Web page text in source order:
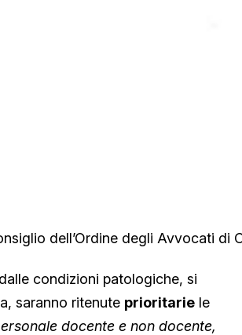
dell’Ordine degli Avvocati di
condizioni patologiche, si
saranno ritenute prioritarie le
docente e non docente,